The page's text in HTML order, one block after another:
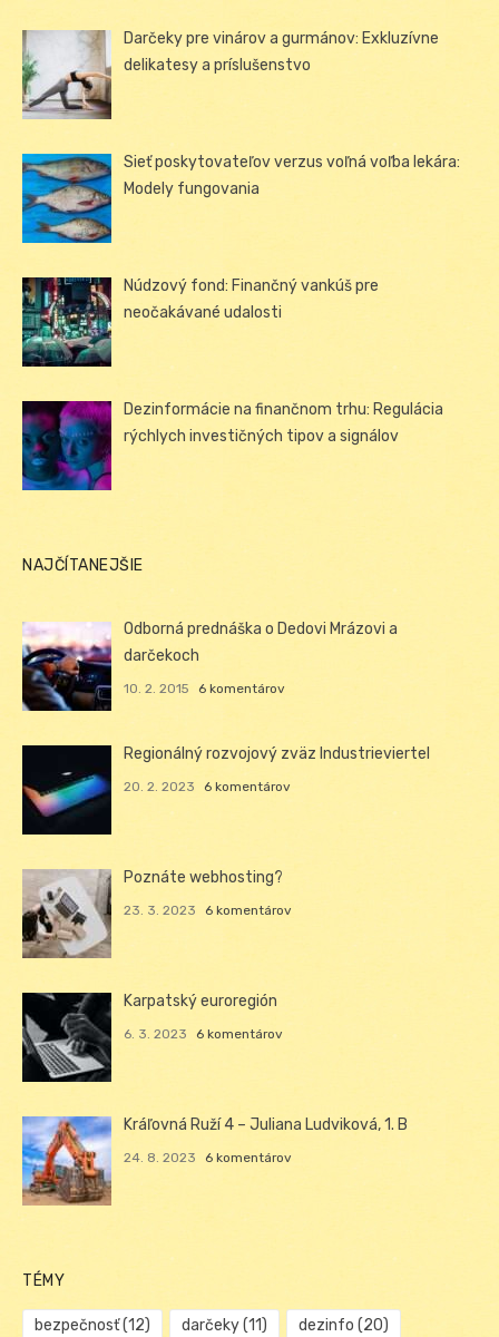
Darčeky pre vinárov a gurmánov: Exkluzívne
delikatesy a príslušenstvo
Sieť poskytovateľov verzus voľná voľba lekára:
Modely fungovania
Núdzový fond: Finančný vankúš pre
neočakávané udalosti
Dezinformácie na finančnom trhu: Regulácia
rýchlych investičných tipov a signálov
NAJČÍTANEJŠIE
Odborná prednáška o Dedovi Mrázovi a
darčekoch
10. 2. 2015 6 komentárov
Regionálný rozvojový zväz Industrieviertel
20. 2. 2023 6 komentárov
Poznáte webhosting?
23. 3. 2023 6 komentárov
Karpatský euroregión
6. 3. 2023 6 komentárov
Kráľovná Ruží 4 – Juliana Ludviková, 1. B
24. 8. 2023 6 komentárov
TÉMY
bezpečnosť(12) darčeky(11) dezinfo (20)